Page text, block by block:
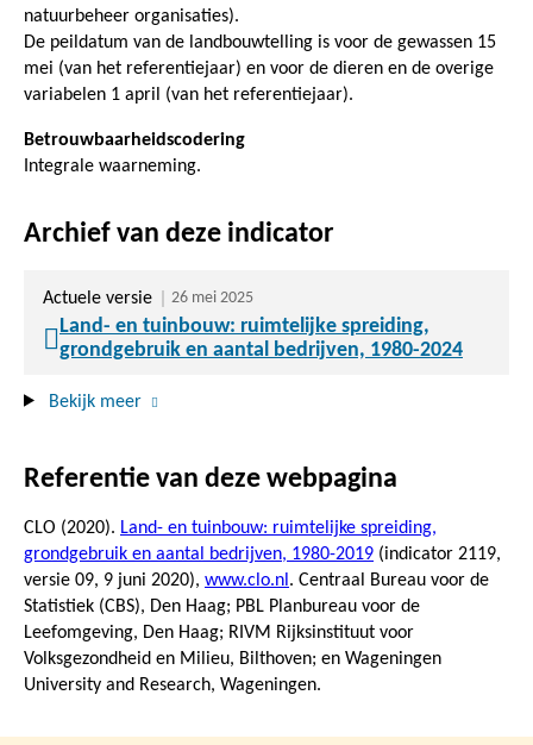
natuurbeheer organisaties).
De peildatum van de landbouwtelling is voor de gewassen 15
mei (van het referentiejaar) en voor de dieren en de overige
variabelen 1 april (van het referentiejaar).
Betrouwbaarheidscodering
Integrale waarneming.
Archief van deze indicator
Actuele versie 26 mei 2025
Land- en tuinbouw: ruimtelijke spreiding,
grondgebruik en aantal bedrijven, 1980-2024
Bekijk meer
Referentie van deze webpagina
CLO (2020). Land- en tuinbouw: ruimtelijke spreiding,
grondgebruik en aantal bedrijven, 1980-2019 (indicator 2119,
versie 09, 9 juni 2020), www.clo.nl . Centraal Bureau voor de
Statistiek (CBS), Den Haag; PBL Planbureau voor de
Leefomgeving, Den Haag; RIVM Rijksinstituut voor
Volksgezondheid en Milieu, Bilthoven; en Wageningen
University and Research, Wageningen.